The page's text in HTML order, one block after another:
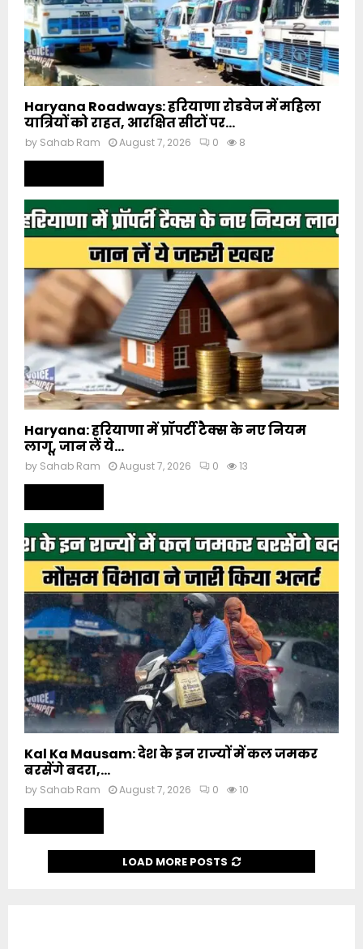
Haryana Roadways: हरियाणा रोडवेज में महिला
यात्रियों को राहत, आरक्षित सीटों पर...
by Sahab Ram August 7, 2026 0 8
Haryana: हरियाणा में प्रॉपर्टी टैक्स के नए नियम
लागू, जान लें ये...
by Sahab Ram August 7, 2026 0 13
Kal Ka Mausam: देश के इन राज्यों में कल जमकर
बरसेंगे बदरा,...
by Sahab Ram August 7, 2026 0 10
LOAD MORE POSTS